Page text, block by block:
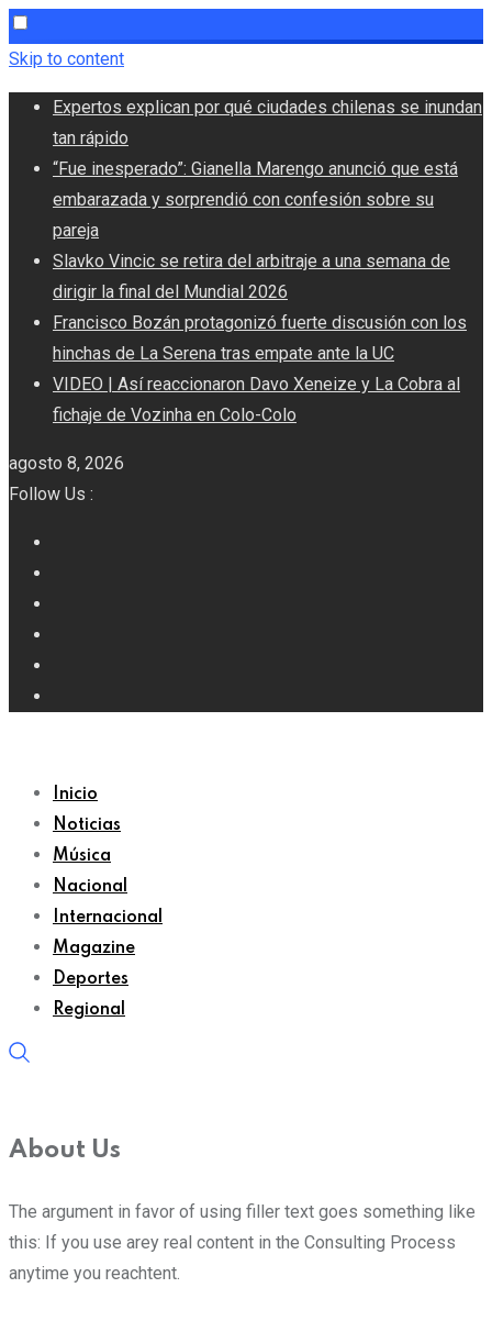
Skip to content
Expertos explican por qué ciudades chilenas se inundan
tan rápido
“Fue inesperado”: Gianella Marengo anunció que está
embarazada y sorprendió con confesión sobre su
pareja
Slavko Vincic se retira del arbitraje a una semana de
dirigir la final del Mundial 2026
Francisco Bozán protagonizó fuerte discusión con los
hinchas de La Serena tras empate ante la UC
VIDEO | Así reaccionaron Davo Xeneize y La Cobra al
fichaje de Vozinha en Colo-Colo
agosto 8, 2026
Follow Us :
Inicio
Noticias
Música
Nacional
Internacional
Magazine
Deportes
Regional
About Us
The argument in favor of using filler text goes something like
this: If you use arey real content in the Consulting Process
anytime you reachtent.